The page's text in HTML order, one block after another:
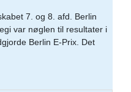
7. og 8. afd. Berlin​
var nøglen til resultater i
Berlin E-Prix. Det